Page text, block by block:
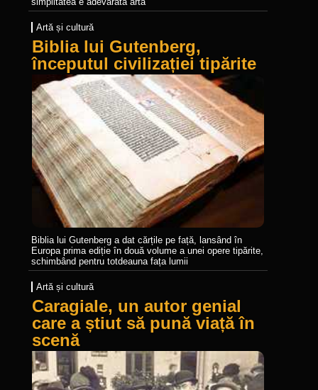
Artă și cultură
Biblia lui Gutenberg,
începutul civilizației tipărite
Biblia lui Gutenberg a dat cărțile pe față, lansând în
Europa prima ediție în două volume a unei opere tipărite,
schimbând pentru totdeauna fața lumii
Artă și cultură
Caragiale, un autor genial
care a știut să pună viață în
scenă